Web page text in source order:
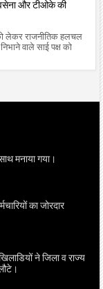
और टीओके की
लेकर राजनीतिक हलचल
वाले साई पक्ष को
मनाया गया।
का जोरदार
ने जिला व राज्य